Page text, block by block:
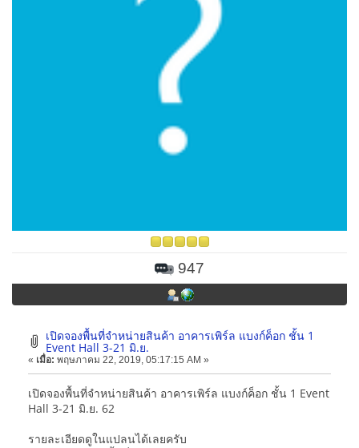
947
เปิดจองพื้นที่จำหน่ายสินค้า อาคารเพิร์ล แบงก์ค็อก ชั้น 1
Event Hall 3-21 มิ.ย.
« เมื่อ: พฤษภาคม 22, 2019, 05:17:15 AM »
เปิดจองพื้นที่จำหน่ายสินค้า อาคารเพิร์ล แบงก์ค็อก ชั้น 1 Event
Hall 3-21 มิ.ย. 62
รายละเอียดดูในแปลนได้เลยครับ